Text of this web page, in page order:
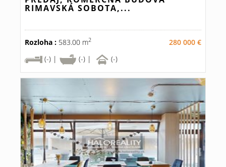
RIMAVSKÁ SOBOTA,...
Rozloha : 583.00 m2
280 000 €
(-) |
(-) | (-)